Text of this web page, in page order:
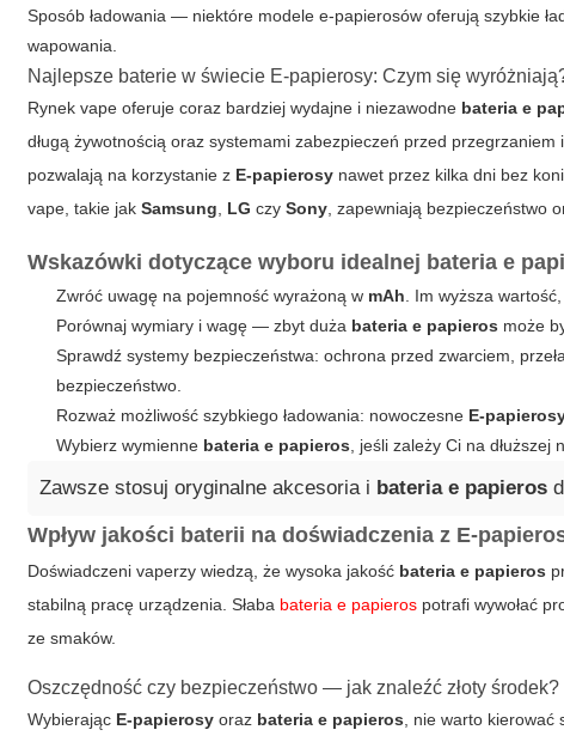
Sposób ładowania — niektóre modele e-papierosów oferują szybkie
wapowania.
Najlepsze baterie w świecie E-papierosy: Czym się
Rynek vape oferuje coraz bardziej wydajne i niezawodne bateria e
długą żywotnością oraz systemami zabezpieczeń przed
pozwalają na korzystanie z E-papierosy nawet przez kilka dni bez
vape, takie jakSamsung LG czySony , zapewniają bezpieczeństwo
Wskazówki dotyczące wyboru idealnej bateria e
Zwróć uwagę na pojemność wyrażoną w mAh . Im wyższa
Porównaj wymiary i wagę — zbyt duża bateria e papieros może
Sprawdź systemy bezpieczeństwa: ochrona przed zwarciem,
bezpieczeństwo.
Rozważ możliwość szybkiego ładowania: nowoczesne E-
Wybierz wymienne bateria e papieros , jeśli zależy Ci na dłuższej
Zawsze stosuj oryginalne akcesoria i bateria e papieros
Wpływ jakości baterii na doświadczenia z E-
Doświadczeni vaperzy wiedzą, że wysoka jakość bateria e papieros
stabilną pracę urządzenia. Słaba bateria e papieros potrafi wywołać
ze smaków.
Oszczędność czy bezpieczeństwo — jak znaleźć złoty środek?
Wybierając E-papierosy oraz bateria e papieros , nie warto